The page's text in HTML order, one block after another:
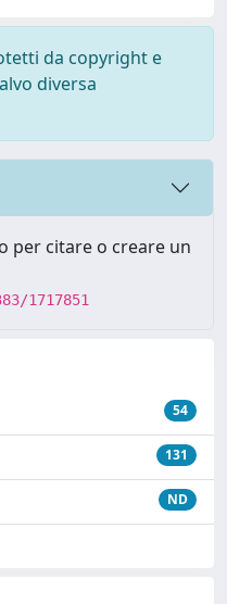
da copyright e
diversa
per citare o creare un
1717851
54
131
ND